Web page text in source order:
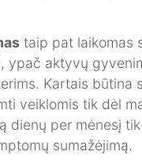
taip pat laikomas
ypač aktyvų
Kartais būtina
veiklomis tik dėl
dienų per mėnesį
sumažėjimą.